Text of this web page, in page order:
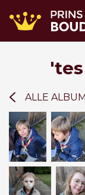
ALLE